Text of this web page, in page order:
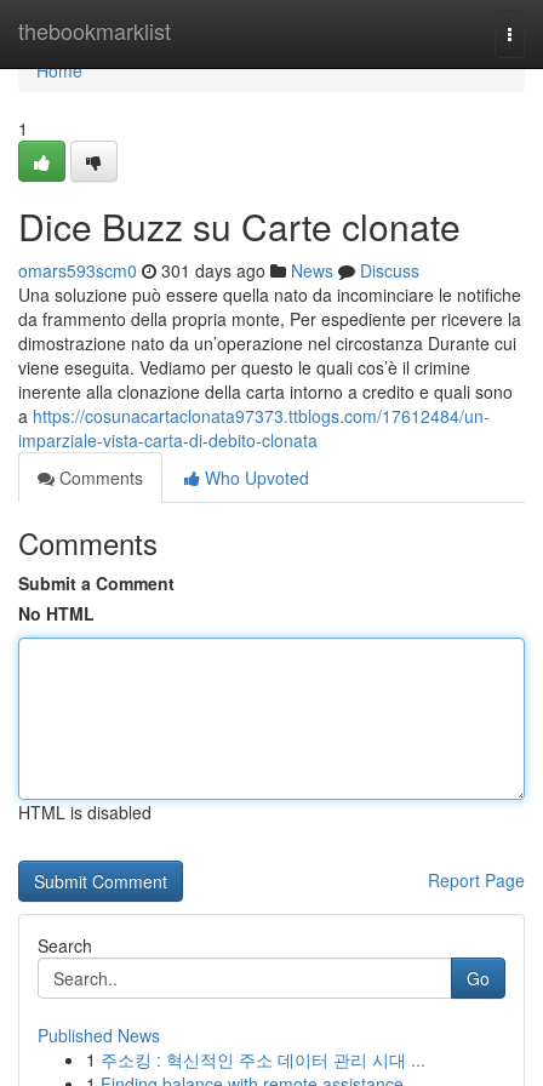
thebookmarklist
Home
Home
1
Dice Buzz su Carte clonate
omars593scm0 301 days ago News
Discuss
Una soluzione può essere quella nato da incominciare le notifiche
da frammento della propria monte, Per espediente per ricevere la
dimostrazione nato da un’operazione nel circostanza Durante cui
viene eseguita. Vediamo per questo le quali cos’è il crimine
inerente alla clonazione della carta intorno a credito e quali sono
a https://cosunacartaclonata97373.ttblogs.com/17612484/un-
imparziale-vista-carta-di-debito-clonata
Comments
Who Upvoted
Comments
Submit a Comment
No HTML
HTML is disabled
Report Page
Search
Go
Published News
1 주소킹 : 혁신적인 주소 데이터 관리 시대 ...